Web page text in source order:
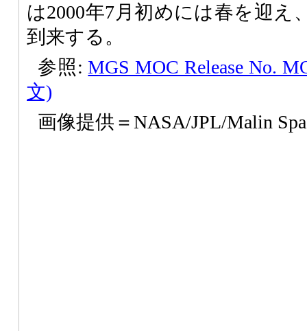
は2000年7月初めには春を迎え
到来する。
参照:MGS MOC Release No.
文)
画像提供＝NASA/JPL/Malin